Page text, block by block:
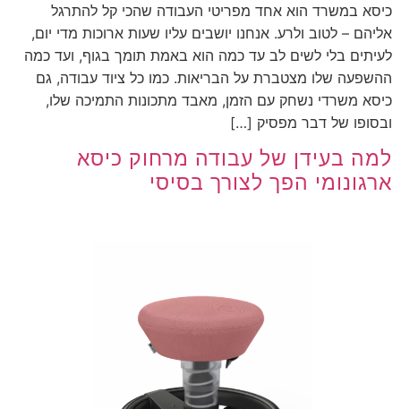
כיסא במשרד הוא אחד מפריטי העבודה שהכי קל להתרגל
אליהם – לטוב ולרע. אנחנו יושבים עליו שעות ארוכות מדי יום,
לעיתים בלי לשים לב עד כמה הוא באמת תומך בגוף, ועד כמה
ההשפעה שלו מצטברת על הבריאות. כמו כל ציוד עבודה, גם
כיסא משרדי נשחק עם הזמן, מאבד מתכונות התמיכה שלו,
ובסופו של דבר מפסיק […]
למה בעידן של עבודה מרחוק כיסא
ארגונומי הפך לצורך בסיסי